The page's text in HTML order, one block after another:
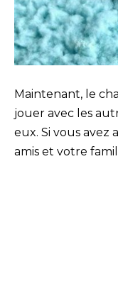
Maintenant, le
jouer avec les
eux. Si vous avez
amis et votre